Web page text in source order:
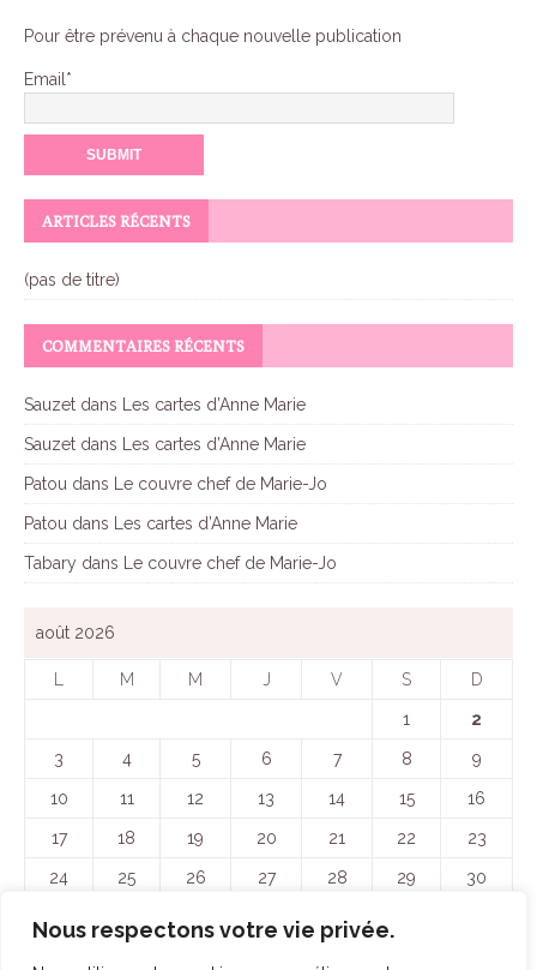
Nous respectons votre vie privée.
Pour être prévenu à chaque nouvelle publication
Email*
ARTICLES RÉCENTS
(pas de titre)
COMMENTAIRES RÉCENTS
Sauzet dans Les cartes d’Anne Marie
Sauzet dans Les cartes d’Anne Marie
Patou dans Le couvre chef de Marie-Jo
Patou dans Les cartes d’Anne Marie
Tabary dans Le couvre chef de Marie-Jo
août 2026
L M M J V S D
1 2
3 4 5 6 7 8 9
10 11 12 13 14 15 16
17 18 19 20 21 22 23
24 25 26 27 28 29 30